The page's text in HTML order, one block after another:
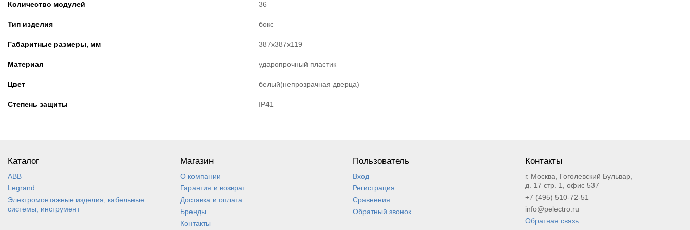
Количество модулей 36
Тип изделия бокс
Габаритные размеры, мм 387х387х119
Материал ударопрочный пластик
Цвет белый(непрозрачная дверца)
Степень защиты IP41
Каталог
ABB
Legrand
Электромонтажные изделия, кабельные
системы, инструмент
Магазин
О компании
Гарантия и возврат
Доставка и оплата
Бренды
Контакты
Пользователь
Вход
Регистрация
Сравнения
Обратный звонок
Контакты
г. Москва, Гоголевский Бульвар,
д. 17 стр. 1, офис 537
+7 (495) 510-72-51
info@pelectro.ru
Обратная связь